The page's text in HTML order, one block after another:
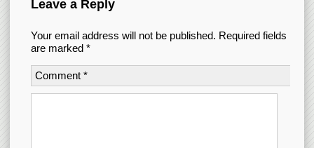
Leave a Reply
Your email address will not be published. Required fields
are marked *
Comment *